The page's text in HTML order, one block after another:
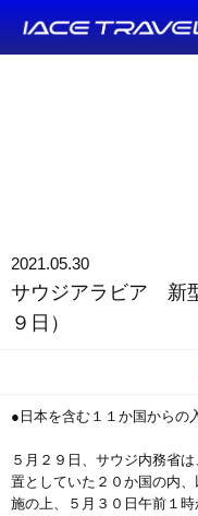
2021.05.30
サウジアラビア 新
９日）
●日本を含む１１か国からの
５月２９日、サウジ内務省
置としていた２０か国の内
施の上、５月３０日午前１時